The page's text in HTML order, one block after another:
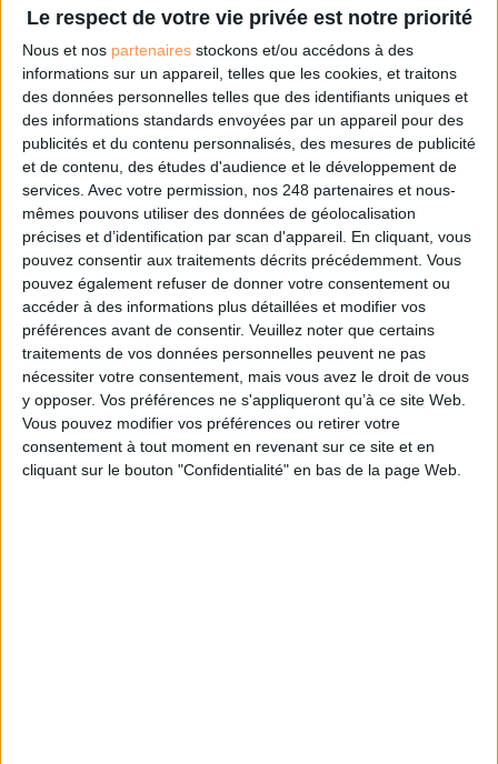
Le respect de votre vie privée est notre priorité
Nous et nos partenaires stockons et/ou accédons à des
informations sur un appareil, telles que les cookies, et traitons
des données personnelles telles que des identifiants uniques et
des informations standards envoyées par un appareil pour des
publicités et du contenu personnalisés, des mesures de publicité
et de contenu, des études d'audience et le développement de
services. Avec votre permission, nos 248 partenaires et nous-
mêmes pouvons utiliser des données de géolocalisation
précises et d’identification par scan d'appareil. En cliquant, vous
pouvez consentir aux traitements décrits précédemment. Vous
pouvez également refuser de donner votre consentement ou
accéder à des informations plus détaillées et modifier vos
préférences avant de consentir. Veuillez noter que certains
traitements de vos données personnelles peuvent ne pas
nécessiter votre consentement, mais vous avez le droit de vous
y opposer. Vos préférences ne s'appliqueront qu’à ce site Web.
Vous pouvez modifier vos préférences ou retirer votre
consentement à tout moment en revenant sur ce site et en
cliquant sur le bouton "Confidentialité" en bas de la page Web.
IA et consommation électrique, l'Ademe appelle à
la vigilance
Une calculette carbone pour mesurer l'empreinte
environnementale des bibliothèques
Les archives départementales du Pas-de-Calais
inaugurent leur nouveau bâtiment